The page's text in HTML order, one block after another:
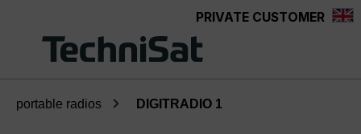
PRIVATE CUSTOMER
portable radios DIGITRADIO 1